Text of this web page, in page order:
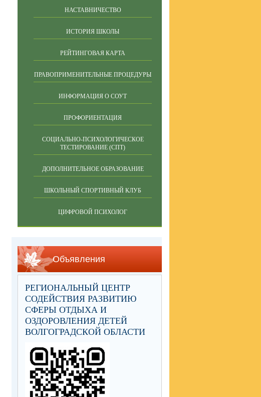
НАСТАВНИЧЕСТВО
ИСТОРИЯ ШКОЛЫ
РЕЙТИНГОВАЯ КАРТА
ПРАВОПРИМЕНИТЕЛЬНЫЕ ПРОЦЕДУРЫ
ИНФОРМАЦИЯ О СОУТ
ПРОФОРИЕНТАЦИЯ
СОЦИАЛЬНО-ПСИХОЛОГИЧЕСКОЕ
ТЕСТИРОВАНИЕ (СПТ)
ДОПОЛНИТЕЛЬНОЕ ОБРАЗОВАНИЕ
ШКОЛЬНЫЙ СПОРТИВНЫЙ КЛУБ
ЦИФРОВОЙ ПСИХОЛОГ
Объявления
РЕГИОНАЛЬНЫЙ ЦЕНТР
СОДЕЙСТВИЯ РАЗВИТИЮ
СФЕРЫ ОТДЫХА И
ОЗДОРОВЛЕНИЯ ДЕТЕЙ
ВОЛГОГРАДСКОЙ ОБЛАСТИ